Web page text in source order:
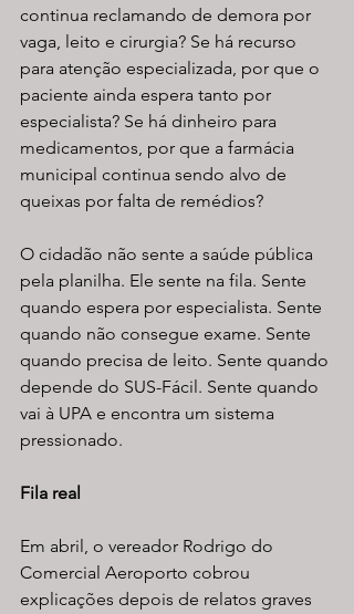
continua reclamando de demora por
vaga, leito e cirurgia? Se há recurso
para atenção especializada, por que o
paciente ainda espera tanto por
especialista? Se há dinheiro para
medicamentos, por que a farmácia
municipal continua sendo alvo de
queixas por falta de remédios?
O cidadão não sente a saúde pública
pela planilha. Ele sente na fila. Sente
quando espera por especialista. Sente
quando não consegue exame. Sente
quando precisa de leito. Sente quando
depende do SUS-Fácil. Sente quando
vai à UPA e encontra um sistema
pressionado.
Fila real
Em abril, o vereador Rodrigo do
Comercial Aeroporto cobrou
explicações depois de relatos graves